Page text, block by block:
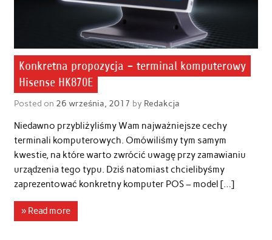
Konkretna propozycja – terminal komputerowy
Hisense HK870E
Posted on 26 września, 2017 by Redakcja
Niedawno przybliżyliśmy Wam najważniejsze cechy
terminali komputerowych. Omówiliśmy tym samym
kwestie, na które warto zwrócić uwagę przy zamawianiu
urządzenia tego typu. Dziś natomiast chcielibyśmy
zaprezentować konkretny komputer POS – model […]
» Read more